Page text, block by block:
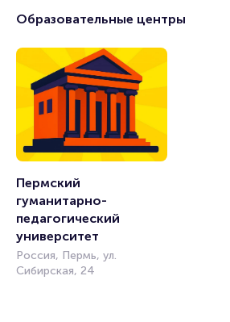
Образовательные центры
Пермский
гуманитарно-
педагогический
университет
Россия, Пермь, ул.
Сибирская, 24